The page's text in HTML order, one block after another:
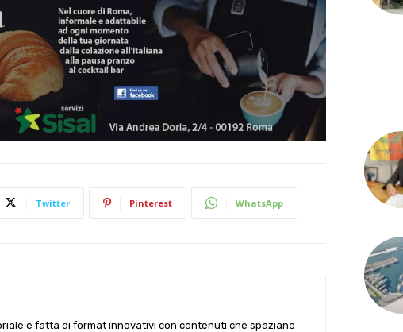
Twitter Pinterest WhatsApp
è fatta di format innovativi con contenuti che spaziano